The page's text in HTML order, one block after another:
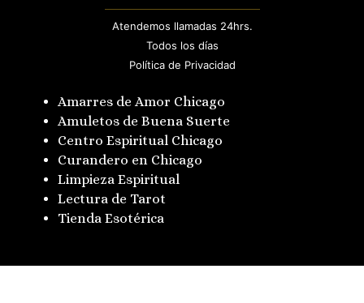
Atendemos llamadas 24hrs.
Todos los días
Política de Privacidad
Amarres de Amor Chicago
Amuletos de Buena Suerte
Centro Espiritual Chicago
Curandero en Chicago
Limpieza Espiritual
Lectura de Tarot
Tienda Esotérica